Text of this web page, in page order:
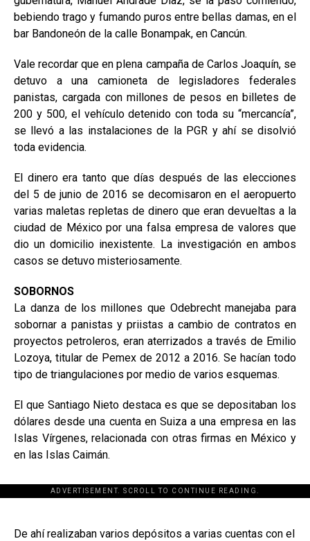
bebiendo trago y fumando puros entre bellas damas, en el
bar Bandoneón de la calle Bonampak, en Cancún.
Vale recordar que en plena campaña de Carlos Joaquín, se
detuvo a una camioneta de legisladores federales
panistas, cargada con millones de pesos en billetes de
200 y 500, el vehículo detenido con toda su “mercancía”,
se llevó a las instalaciones de la PGR y ahí se disolvió
toda evidencia.
El dinero era tanto que días después de las elecciones
del 5 de junio de 2016 se decomisaron en el aeropuerto
varias maletas repletas de dinero que eran devueltas a la
ciudad de México por una falsa empresa de valores que
dio un domicilio inexistente. La investigación en ambos
casos se detuvo misteriosamente.
SOBORNOS
La danza de los millones que Odebrecht manejaba para
sobornar a panistas y priistas a cambio de contratos en
proyectos petroleros, eran aterrizados a través de Emilio
Lozoya, titular de Pemex de 2012 a 2016. Se hacían todo
tipo de triangulaciones por medio de varios esquemas.
El que Santiago Nieto destaca es que se depositaban los
dólares desde una cuenta en Suiza a una empresa en las
Islas Vírgenes, relacionada con otras firmas en México y
en las Islas Caimán.
ADVERTISEMENT. SCROLL TO CONTINUE READING.
[adsforwp id="243463"]
De ahí realizaban varios depósitos a varias cuentas con el